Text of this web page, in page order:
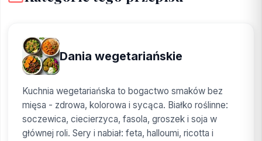
Dania wegetariańskie
Kuchnia wegetariańska to bogactwo smaków bez
mięsa - zdrowa, kolorowa i sycąca. Białko roślinne:
soczewica, ciecierzyca, fasola, groszek i soja w
głównej roli. Sery i nabiał: feta, halloumi, ricotta i